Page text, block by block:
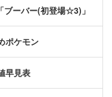
ブーバー(初登場☆3)」
ポケモン
早見表